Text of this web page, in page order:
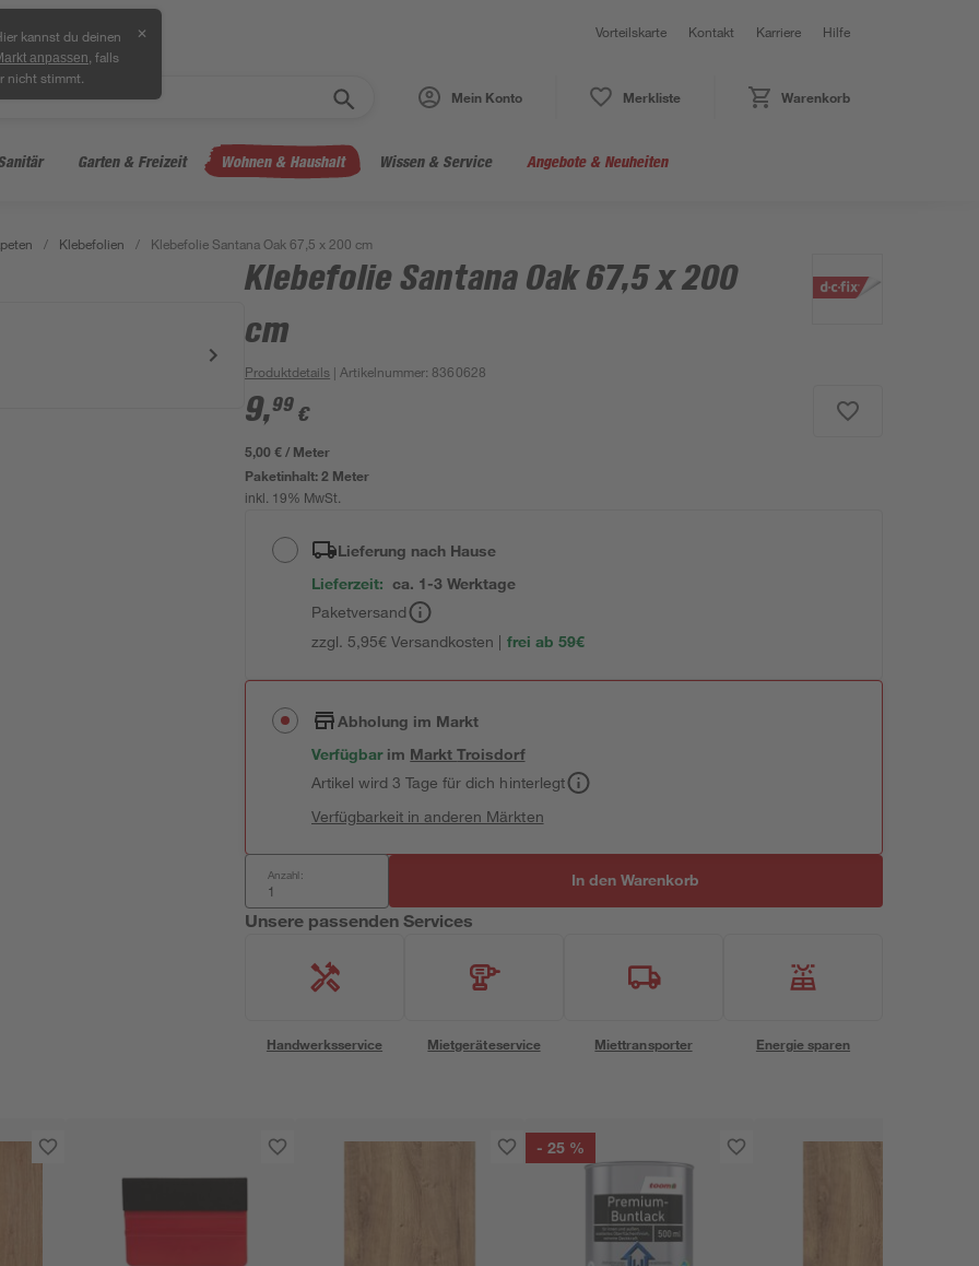
kannst du deinen
anpassen , falls
nicht stimmt.
✕ Vorteilskarte Kontakt Karriere Hilfe
Mein Konto Merkliste Warenkorb
Garten & Freizeit Wohnen & Haushalt Wissen & Service Angebote & Neuheiten
/ Klebefolien / Klebefolie Santana Oak 67,5 x 200 cm
Klebefolie Santana Oak 67,5 x 200
cm
Produktdetails | Artikelnummer: 8360628
9,99 €
5,00 € / Meter
Paketinhalt:2 Meter
inkl. 19% MwSt.
Lieferung nach Hause
Lieferzeit: ca. 1-3 Werktage
Paketversand
zzgl. 5,95€ Versandkosten | frei ab 59€
Abholung im Markt
Verfügbar im MarktTroisdorf
Artikel wird 3 Tage für dich hinterlegt
Verfügbarkeit in anderen Märkten
Anzahl: In den Warenkorb
Unsere passenden Services
Handwerksservice Mietgeräteservice Miettransporter Energie sparen
- 25 %